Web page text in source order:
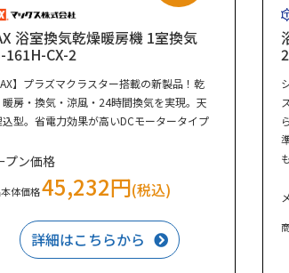
浴室換気乾燥暖房機 1室換気
161H-CX-2
】プラズマクラスター搭載の新製品！乾
暖房・換気・涼風・24時間換気を実現。天
込型。省電力効果が高いDCモータータイプ
プン価格
体価格45,232円(税込)
詳細はこちらから